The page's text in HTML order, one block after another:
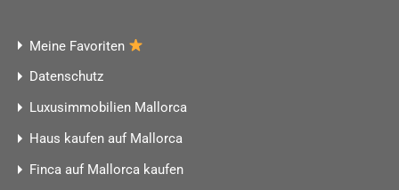
Meine Favoriten
Datenschutz
Luxusimmobilien Mallorca
Haus kaufen auf Mallorca
Finca auf Mallorca kaufen